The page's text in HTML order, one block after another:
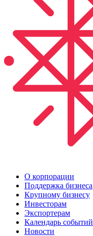
О корпорации
Поддержка бизнеса
Крупному бизнесу
Инвесторам
Экспортерам
Календарь событий
Новости